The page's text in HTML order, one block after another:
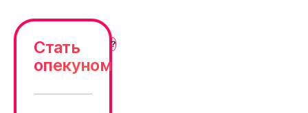
Стать
опекуном